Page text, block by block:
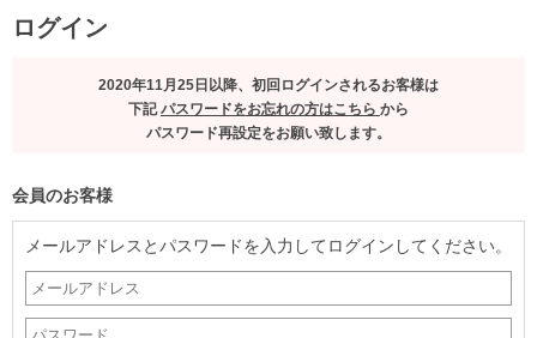
ログイン
2020年11月25日以降、初回ログインされるお客様は
下記パスワードをお忘れの方はこちら から
パスワード再設定をお願い致します。
会員のお客様
メールアドレスとパスワードを入力してログインしてください。